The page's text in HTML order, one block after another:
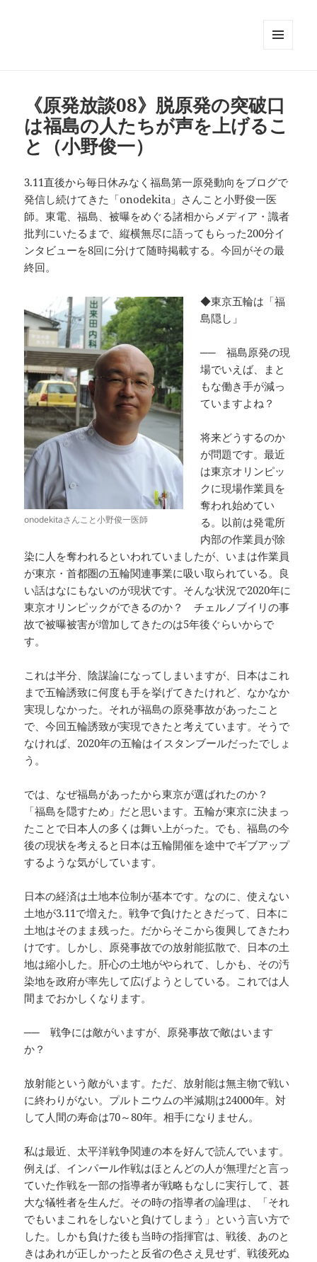
《原発放談08》脱原発の突破口
は福島の人たちが声を上げるこ
と（小野俊一）
3.11直後から毎日休みなく福島第一原発動向をブログで
発信し続けてきた「onodekita」さんこと小野俊一医
師。東電、福島、被曝をめぐる諸相からメディア・識者
批判にいたるまで、縦横無尽に語ってもらった200分イ
ンタビューを8回に分けて随時掲載する。今回がその最
終回。
onodekitaさんこと小野俊一医師
◆東京五輪は「福
島隠し」
── 福島原発の現
場でいえば、まと
もな働き手が減っ
ていますよね？
将来どうするのか
が問題です。最近
は東京オリンピッ
クに現場作業員を
奪われ始めてい
る。以前は発電所
内部の作業員が除
染に人を奪われるといわれていましたが、いまは作業員
が東京・首都圏の五輪関連事業に吸い取られている。良
い話はなにもないのが現状です。そんな状況で2020年に
東京オリンピックができるのか？ チェルノブイリの事
故で被曝被害が増加してきたのは5年後ぐらいからで
す。
これは半分、陰謀論になってしまいますが、日本はこれ
まで五輪誘致に何度も手を挙げてきたけれど、なかなか
実現しなかった。それが福島の原発事故があったこと
で、今回五輪誘致が実現できたと考えています。そうで
なければ、2020年の五輪はイスタンブールだったでしょ
う。
では、なぜ福島があったから東京が選ばれたのか？
「福島を隠すため」だと思います。五輪が東京に決まっ
たことで日本人の多くは舞い上がった。でも、福島の今
後の現状を考えると日本は五輪開催を途中でギブアップ
するような気がしています。
日本の経済は土地本位制が基本です。なのに、使えない
土地が3.11で増えた。戦争で負けたときだって、日本に
土地はそのまま残った。だからそこから復興してきたわ
けです。しかし、原発事故での放射能拡散で、日本の土
地は縮小した。肝心の土地がやられて、しかも、その汚
染地を政府が率先して広げようとしている。これでは人
間までおかしくなります。
── 戦争には敵がいますが、原発事故で敵はいます
か？
放射能という敵がいます。ただ、放射能は無主物で戦い
に終わりがない。プルトニウムの半減期は24000年。対
して人間の寿命は70～80年。相手になりません。
私は最近、太平洋戦争関連の本を好んで読んでいます。
例えば、インパール作戦はほとんどの人が無理だと言っ
ていた作戦を一部の指導者が戦略もなしに実行して、甚
大な犠牲者を生んだ。その時の指導者の論理は、「それ
でもいまこれをしないと負けてしまう」という言い方で
した。しかも負けた後も当時の指揮官は、戦後、あのと
きはあれが正しかったと反省の色さえ見せず、戦後死ぬ